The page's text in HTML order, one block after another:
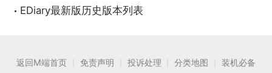
EDiary最新版历史版本列表
返回M端首页 免责声明 投诉处理 分类地图
装机必备